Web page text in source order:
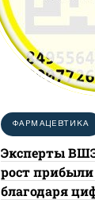
ФАРМАЦЕВТИКА
Эксперты
рост
благодаря